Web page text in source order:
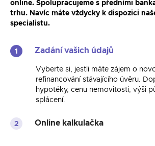
online. Spolupracujeme s předními
trhu. Navíc máte vždycky k dispozici
specialistu.
1 Zadání vašich údajů
Vyberte si, jestli máte zájem o
refinancování stávajícího úvěru.
hypotéky, cenu nemovitosti, výši
splácení.
2 Online kalkulačka